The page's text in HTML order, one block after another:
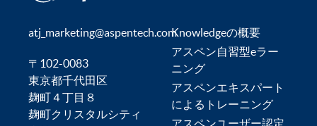
atj_marketing@aspentech.com
〒102-0083
東京都千代田区
麹町４丁目８
麹町クリスタルシティ
Knowledgeの概要
アスペン自習型eラー
ニング
アスペンエキスパート
によるトレーニング